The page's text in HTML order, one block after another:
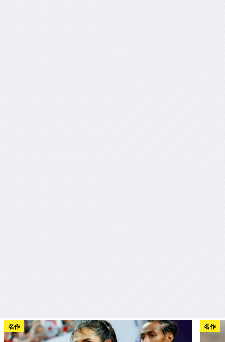
名作 名作